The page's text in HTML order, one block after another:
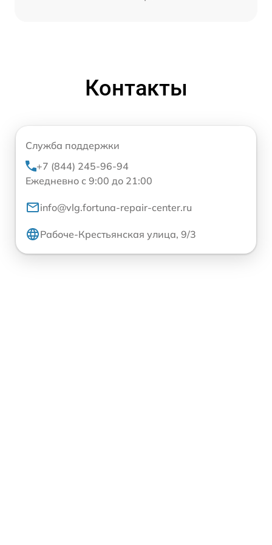
Контакты
Служба поддержки
+7 (844) 245-96-94
Ежедневно с 9:00 до 21:00
info@vlg.fortuna-repair-center.ru
Рабоче-Крестьянская улица, 9/3